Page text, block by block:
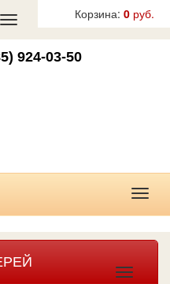
Корзина: 0 руб.
Toggle
navigation
924-03-50
Toggle